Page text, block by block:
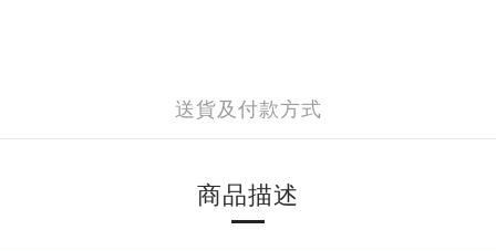
送貨及付款方式
商品描述